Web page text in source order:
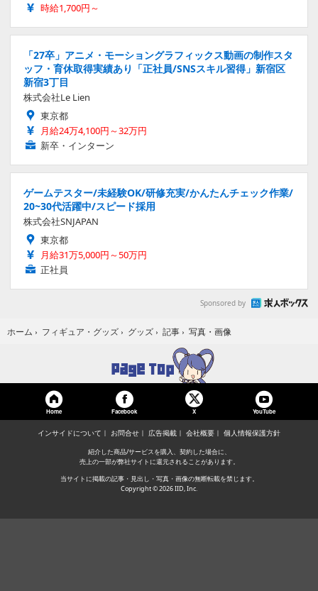
時給1,700円～
「27卒」アニメ・モーショングラフィックス動画の制作スタ
ッフ・育休取得実績あり「正社員/SNSスキル習得」新宿区
新宿3丁目
株式会社Le Lien
東京都
月給24万4,100円～32万円
新卒・インターン
ゲームテスター/未経験OK/研修充実/かんたんチェック作業/
20~30代活躍中/スピード採用
株式会社SNJAPAN
東京都
月給31万5,000円～50万円
正社員
Sponsored by
ホーム › フィギュア・グッズ › グッズ › 記事 › 写真・画像
Home Facebook X YouTube
インサイドについて お問合せ 広告掲載 会社概要 個人情報保護方針
紹介した商品/サービスを購入、契約した場合に、
売上の一部が弊社サイトに還元されることがあります。
当サイトに掲載の記事・見出し・写真・画像の無断転載を禁じます。
Copyright © 2026 IID, Inc.